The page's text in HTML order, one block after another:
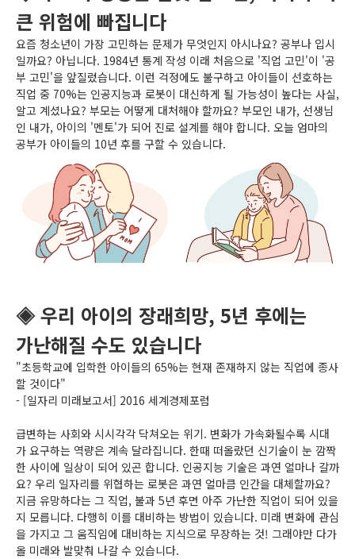
큰 위험에 빠집니다
요즘 청소년이 가장 고민하는 문제가 무엇인지 아시나요? 공부나 입시
일까요? 아닙니다. 1984년 통계 작성 이래 처음으로 '직업 고민'이 '공
부 고민'을 앞질렀습니다. 이런 걱정에도 불구하고 아이들이 선호하는
직업 중 70%는 인공지능과 로봇이 대신하게 될 가능성이 높다는 사실,
알고 계셨나요? 부모는 어떻게 대처해야 할까요? 부모인 내가, 선생님
인 내가, 아이의 '멘토'가 되어 진로 설계를 해야 합니다. 오늘 엄마의
공부가 아이들의 10년 후를 구할 수 있습니다.
◈ 우리 아이의 장래희망, 5년 후에는
가난해질 수도 있습니다
"초등학교에 입학한 아이들의 65%는 현재 존재하지 않는 직업에 종사
할 것이다"
- [일자리 미래보고서] 2016 세계경제포럼
급변하는 사회와 시시각각 닥쳐오는 위기. 변화가 가속화될수록 시대
가 요구하는 역량은 계속 달라집니다. 한때 떠올랐던 신기술이 눈 깜짝
한 사이에 일상이 되어 있곤 합니다. 인공지능 기술은 과연 얼마나 갈까
요? 우리 일자리를 위협하는 로봇은 과연 얼마큼 인간을 대체할까요?
지금 유망하다는 그 직업, 불과 5년 후면 아주 가난한 직업이 되어 있을
지 모릅니다. 다행히 이를 대비하는 방법이 있습니다. 미래 변화에 관심
을 가지고 그 움직임에 대비하는 지식으로 무장하는 것! 그래야만 다가
올 미래와 발맞춰 나갈 수 있습니다.